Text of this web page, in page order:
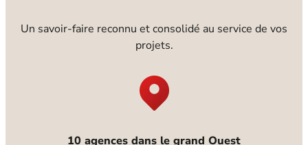
Un savoir-faire reconnu et consolidé au service de vos
projets.
10 agences dans le grand Ouest